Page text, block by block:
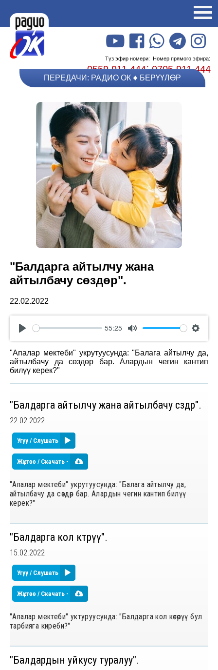
Түз эфир номери: Номер прямого эфира:
0559 911 444;0705 911 444
ПЕРЕДАЧИ: РАДИО ОК БЕРҮҮЛӨР
"Балдарга айтылчу жана
айтылбачу сөздөр".
22.02.2022
Play
55:25
Mute
"Апалар мектеби" укрутуусунда: "Балага айтылчу да,
айтылбачу да сөздөр бар. Алардын чегин кантип
билүү керек?"
"Балдарга айтылчу жана айтылбачу сөздөр".
22.02.2022
Угуу / Слушать
Жүктөө / Скачать -
"Апалар мектеби" укрутуусунда: "Балага айтылчу да,
айтылбачу да сөздөр бар. Алардын чегин кантип билүү
керек?"
"Балдарга кол көтөрүү".
15.02.2022
Угуу / Слушать
Жүктөө / Скачать -
"Апалар мектеби" уктуруусунда: "Балдарга кол көтөрүү бул
тарбияга киреби?"
"Балдардын уйкусу туралуу".